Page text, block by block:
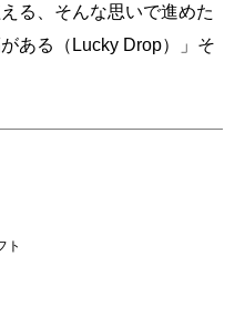
る、そんな思いで進めた
ある（Lucky Drop）」そ
ト